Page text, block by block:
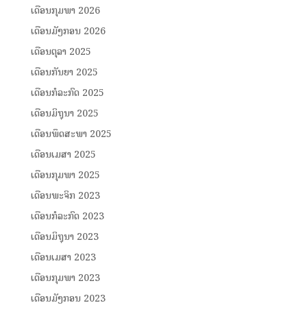
ເດືອນກຸມພາ 2026
ເດືອນມັງກອນ 2026
ເດືອນຕຸລາ 2025
ເດືອນກັນຍາ 2025
ເດືອນກໍລະກົດ 2025
ເດືອນມິຖຸນາ 2025
ເດືອນພຶດສະພາ 2025
ເດືອນເມສາ 2025
ເດືອນກຸມພາ 2025
ເດືອນພະຈິກ 2023
ເດືອນກໍລະກົດ 2023
ເດືອນມິຖຸນາ 2023
ເດືອນເມສາ 2023
ເດືອນກຸມພາ 2023
ເດືອນມັງກອນ 2023